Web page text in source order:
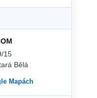
15
Bělá
Mapách